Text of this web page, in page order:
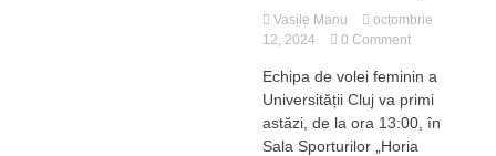
Vasile Manu
octombrie
12, 2024
0 Commenton
lui
„U”
Cluj
primesc
Echipa de volei feminin a
Universității Cluj va primi
astăzi, de la ora 13:00, în
Sala Sporturilor „Horia